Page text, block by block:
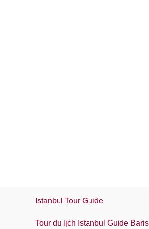
Istanbul Tour Guide
Tour du lịch Istanbul Guide Baris